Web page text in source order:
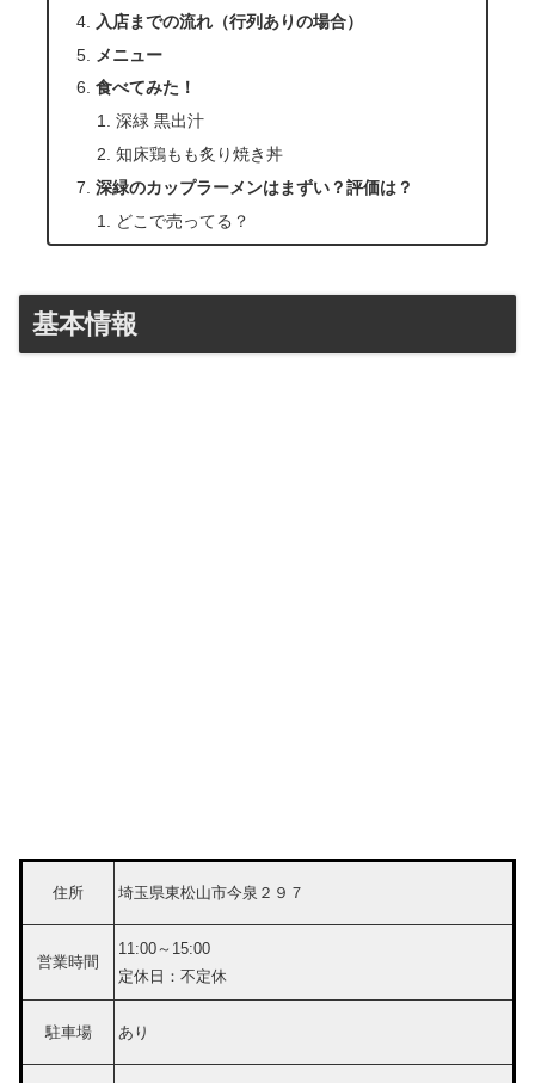
入店までの流れ（行列ありの場合）
メニュー
食べてみた！
深緑 黒出汁
知床鶏もも炙り焼き丼
深緑のカップラーメンはまずい？評価は？
どこで売ってる？
基本情報
住所 埼玉県東松山市今泉２９７
営業時間
11:00～15:00
定休日：不定休
駐車場 あり